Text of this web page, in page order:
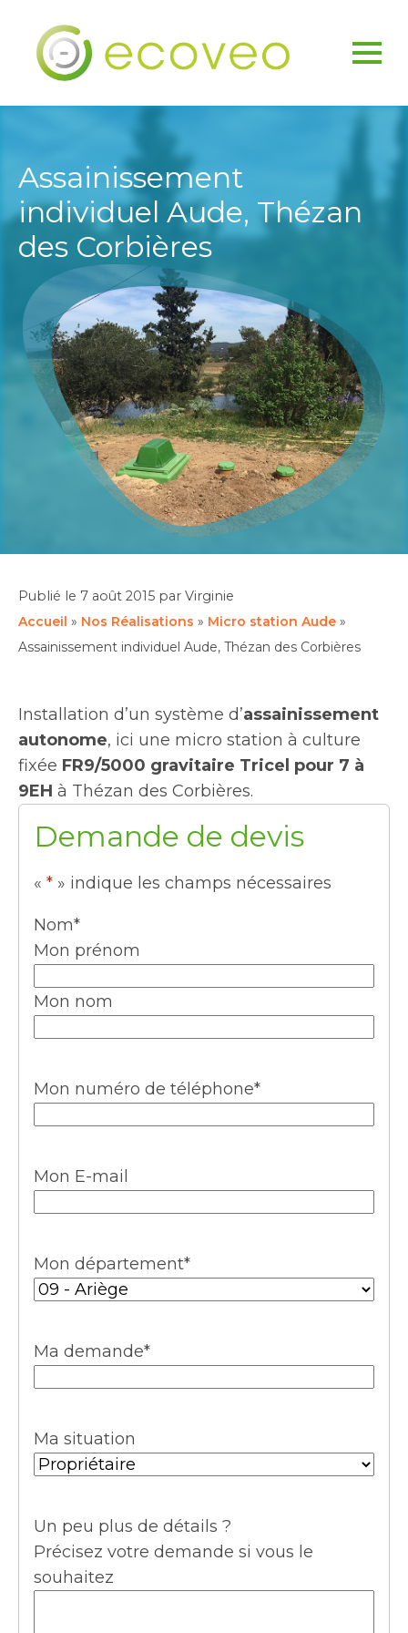
Assainissement
individuel Aude, Thézan
des Corbières
Publié le 7 août 2015 par Virginie
Accueil » Nos Réalisations » Micro station Aude »
Assainissement individuel Aude, Thézan des Corbières
Installation d’un système d’assainissement
autonome, ici une micro station à culture
fixée FR9/5000 gravitaire Tricel pour 7 à
9EH à Thézan des Corbières.
Demande de devis
« * » indique les champs nécessaires
Nom*
Mon prénom
Mon nom
Mon numéro de téléphone*
Mon E-mail
Mon département*
Ma demande*
Ma situation
Un peu plus de détails ?
Précisez votre demande si vous le
souhaitez